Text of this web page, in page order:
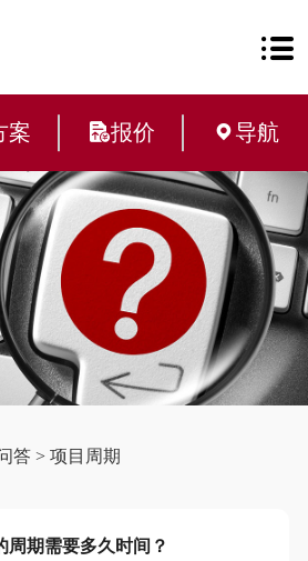
案 报价 导航
答 >项目周期
周期需要多久时间？